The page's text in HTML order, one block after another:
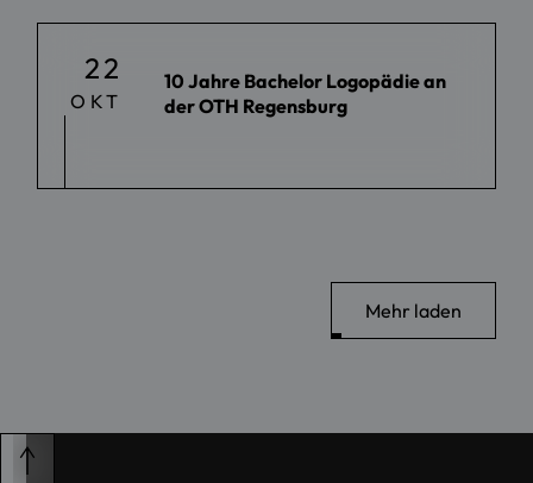
22
OKT
10 Jahre Bachelor Logopädie an
der OTH Regensburg
Mehr laden